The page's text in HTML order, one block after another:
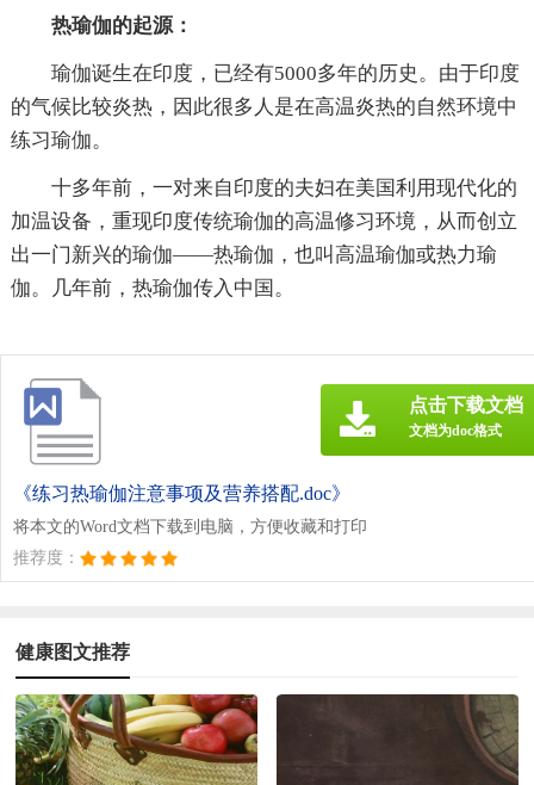
热瑜伽的起源：
瑜伽诞生在印度，已经有5000多年的历史。由于印度
的气候比较炎热，因此很多人是在高温炎热的自然环境中
练习瑜伽。
十多年前，一对来自印度的夫妇在美国利用现代化的
加温设备，重现印度传统瑜伽的高温修习环境，从而创立
出一门新兴的瑜伽——热瑜伽，也叫高温瑜伽或热力瑜
伽。几年前，热瑜伽传入中国。
《练习热瑜伽注意事项及营养搭配.doc》
将本文的Word文档下载到电脑，方便收藏和打印
推荐度：
点击下载文档
文档为doc格式
健康图文推荐